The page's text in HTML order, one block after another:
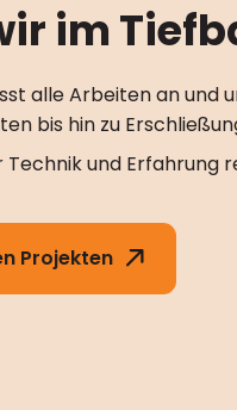
im
alle Arbeiten an und
bis hin zu
und Erfahrung
Projekten